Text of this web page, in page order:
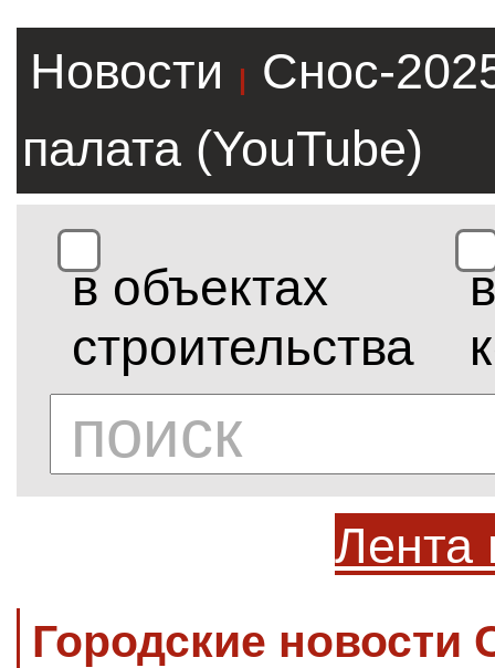
Новости |
Снос-
палата (YouTube)
в объектах
строительства
в
Лента
Городские новости